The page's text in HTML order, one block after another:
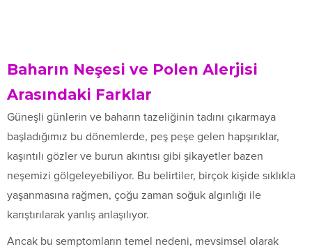
Baharın Neşesi ve Polen Alerjisi
Arasındaki Farklar
Güneşli günlerin ve baharın tazeliğinin tadını çıkarmaya
başladığımız bu dönemlerde, peş peşe gelen hapşırıklar,
kaşıntılı gözler ve burun akıntısı gibi şikayetler bazen
neşemizi gölgeleyebiliyor. Bu belirtiler, birçok kişide sıklıkla
yaşanmasına rağmen, çoğu zaman soğuk algınlığı ile
karıştırılarak yanlış anlaşılıyor.
Ancak bu semptomların temel nedeni, mevsimsel olarak